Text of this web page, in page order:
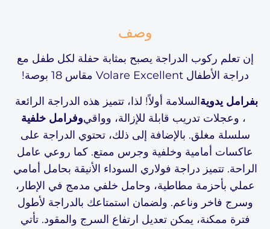
وصف
إن تعلم ركوب الدراجة يصبح بمثابة حفلة لكل طفل مع
دراجة الأطفال Volare Excellent مقاس 18 بوصة!
السلامة أولاً! لذا، تتميز هذه الدراجة الرائعةبفرامل يدوية
وفرامل خلفية، وعجلات تدريب قابلة للإزالة، وواقي
سلسلة مغلق. بالإضافة إلى ذلك، تحتوي الدراجة على
عاكسات أمامية وخلفية وجرس ممتع. كما روعي عامل
الراحة. تتميز دراجة فولاري السوداء الأنيقة بحامل أمامي
عملي بأحزمة مطاطية، وحامل خلفي مدمج في الإطار،
وسرج فاخر وناعم. ولضمان استمتاعك بالدراجة لأطول
فترة ممكنة، يمكن تعديل ارتفاع السرج والمقود. تأتي